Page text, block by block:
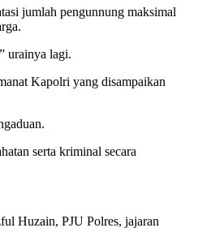
jumlah pengunnung maksimal
urainya lagi.
Kapolri yang disampaikan
serta kriminal secara
Huzain, PJU Polres, jajaran